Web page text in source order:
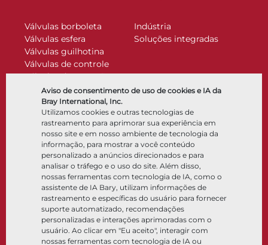
Aviso de consentimento de uso de cookies e IA da
Bray International, Inc.
Utilizamos cookies e outras tecnologias de
rastreamento para aprimorar sua experiência em
nosso site e em nosso ambiente de tecnologia da
informação, para mostrar a você conteúdo
personalizado a anúncios direcionados e para
analisar o tráfego e o uso do site. Além disso,
nossas ferramentas com tecnologia de IA, como o
assistente de IA Bary, utilizam informações de
rastreamento e específicas do usuário para fornecer
suporte automatizado, recomendações
personalizadas e interações aprimoradas com o
usuário. Ao clicar em "Eu aceito", interagir com
nossas ferramentas com tecnologia de IA ou
Válvulas borboleta
Válvulas esfera
Válvulas guilhotina
Válvulas de controle
Válvulas de retenção
Atuadores
Acessórios de controle
Criogênico
Indústria
Soluções integradas
Empresa
Sobre
Locais
Parceria
Sustentabilidade
Portal do cliente
Recursos
Documentos
Centro de conhecimento
Software
Seleção de materiais